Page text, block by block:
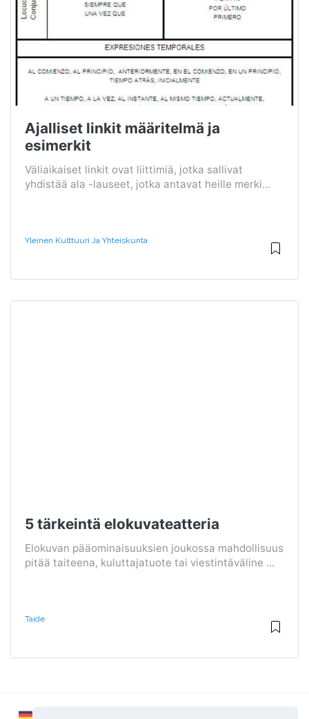
Ajalliset linkit määritelmä ja
esimerkit
Väliaikaiset linkit ovat liittimiä, jotka sallivat
yhdistää ala -lauseet, jotka antavat heille merki...
Yleinen Kulttuuri Ja Yhteiskunta
5 tärkeintä elokuvateatteria
Elokuvan pääominaisuuksien joukossa mahdollisuus
pitää taiteena, kuluttajatuote tai viestintäväline ...
Taide